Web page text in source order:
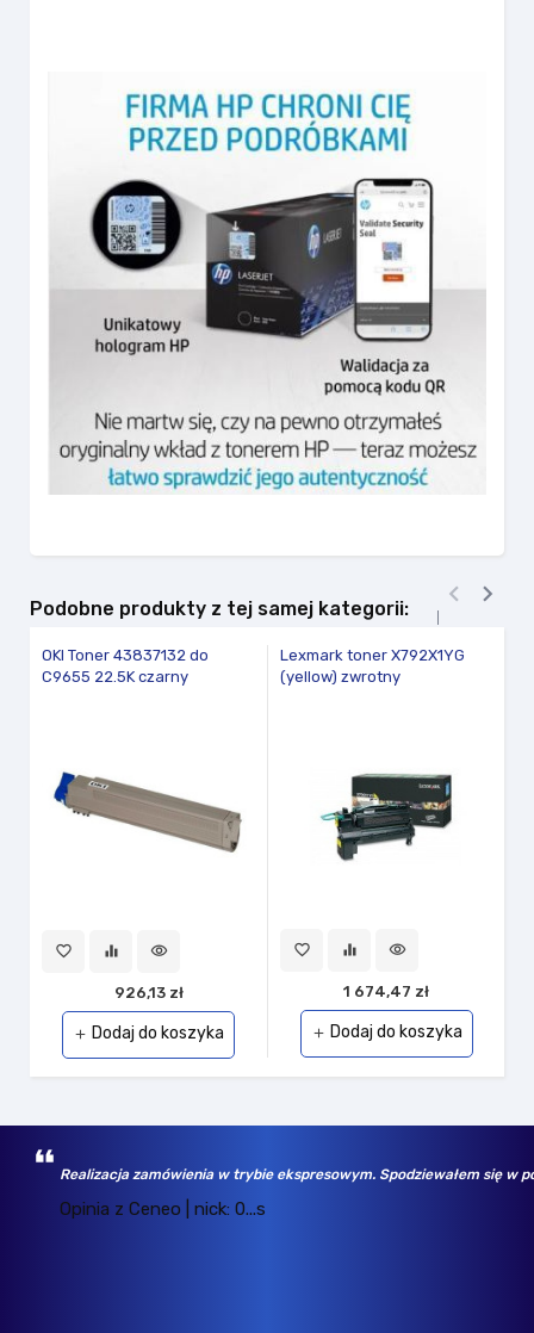
Podobne produkty z tej samej kategorii:
OKI Toner 43837132 do
C9655 22.5K czarny
favorite_border equalizer visibility
926,13 zł
add Dodaj do koszyka
Lexmark toner X792X1YG
(yellow) zwrotny
favorite_border equalizer visibility
1 674,47 zł
add Dodaj do koszyka
 
Realizacja zamówienia w trybie ekspresowym. Spodziewałem się w
Opinia z Ceneo | nick: 0...s